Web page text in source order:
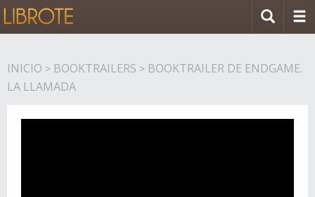
INICIO > BOOKTRAILERS > BOOKTRAILER DE ENDGAME.
LA LLAMADA